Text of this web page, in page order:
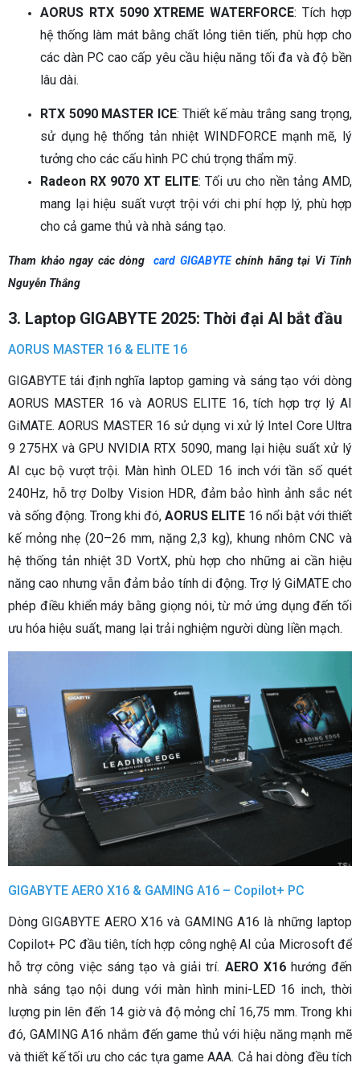
AORUS RTX 5090 XTREME WATERFORCE: Tích hợp
hệ thống làm mát bằng chất lỏng tiên tiến, phù hợp cho
các dàn PC cao cấp yêu cầu hiệu năng tối đa và độ bền
lâu dài.
RTX 5090 MASTER ICE: Thiết kế màu trắng sang trọng,
sử dụng hệ thống tản nhiệt WINDFORCE mạnh mẽ, lý
tưởng cho các cấu hình PC chú trọng thẩm mỹ.
Radeon RX 9070 XT ELITE: Tối ưu cho nền tảng AMD,
mang lại hiệu suất vượt trội với chi phí hợp lý, phù hợp
cho cả game thủ và nhà sáng tạo.
Tham khảo ngay các dòng card GIGABYTE chính hãng tại Vi Tính
Nguyễn Thắng
3. Laptop GIGABYTE 2025: Thời đại AI bắt đầu
AORUS MASTER 16 & ELITE 16
GIGABYTE tái định nghĩa laptop gaming và sáng tạo với dòng
AORUS MASTER 16 và AORUS ELITE 16, tích hợp trợ lý AI
GiMATE. AORUS MASTER 16 sử dụng vi xử lý Intel Core Ultra
9 275HX và GPU NVIDIA RTX 5090, mang lại hiệu suất xử lý
AI cục bộ vượt trội. Màn hình OLED 16 inch với tần số quét
240Hz, hỗ trợ Dolby Vision HDR, đảm bảo hình ảnh sắc nét
và sống động. Trong khi đó, AORUS ELITE 16 nổi bật với thiết
kế mỏng nhẹ (20–26 mm, nặng 2,3 kg), khung nhôm CNC và
hệ thống tản nhiệt 3D VortX, phù hợp cho những ai cần hiệu
năng cao nhưng vẫn đảm bảo tính di động. Trợ lý GiMATE cho
phép điều khiển máy bằng giọng nói, từ mở ứng dụng đến tối
ưu hóa hiệu suất, mang lại trải nghiệm người dùng liền mạch.
GIGABYTE AERO X16 & GAMING A16 – Copilot+ PC
Dòng GIGABYTE AERO X16 và GAMING A16 là những laptop
Copilot+ PC đầu tiên, tích hợp công nghệ AI của Microsoft để
hỗ trợ công việc sáng tạo và giải trí. AERO X16 hướng đến
nhà sáng tạo nội dung với màn hình mini-LED 16 inch, thời
lượng pin lên đến 14 giờ và độ mỏng chỉ 16,75 mm. Trong khi
đó, GAMING A16 nhắm đến game thủ với hiệu năng mạnh mẽ
và thiết kế tối ưu cho các tựa game AAA. Cả hai dòng đều tích